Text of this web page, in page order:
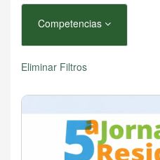
Competencias
Eliminar Filtros